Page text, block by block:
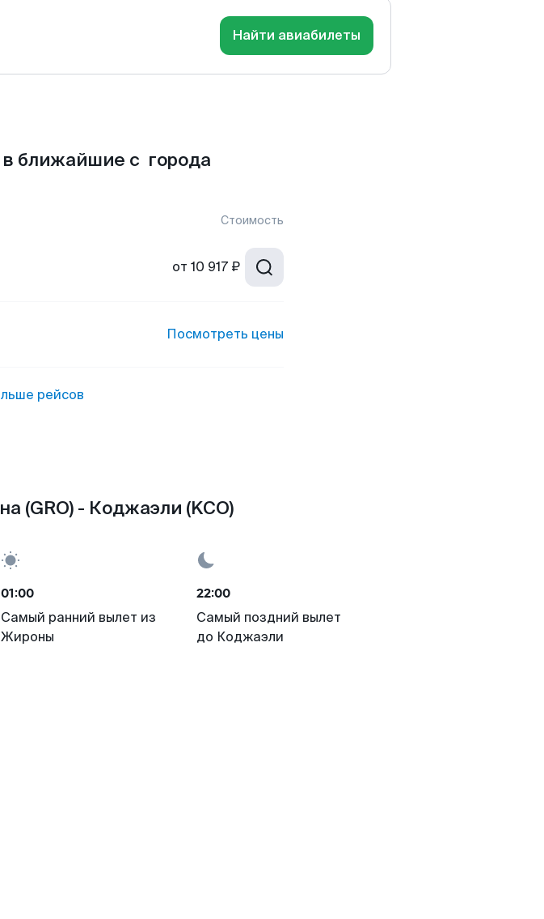
Найти авиабилеты
ближайшие с города
Стоимость
от 10 917 ₽
Посмотреть цены
рейсов
(GRO) - Коджаэли (KCO)
01:00
Самый ранний вылет из
Жироны
22:00
Самый поздний вылет
до Коджаэли